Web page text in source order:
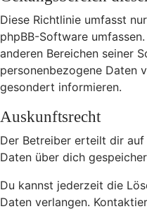
Diese Richtlinie umfasst
phpBB-Software
anderen Bereichen seiner
personenbezogene Daten
gesondert informieren.
Auskunftsrecht
Der Betreiber erteilt dir
Daten über dich
Du kannst jederzeit die
Daten verlangen.